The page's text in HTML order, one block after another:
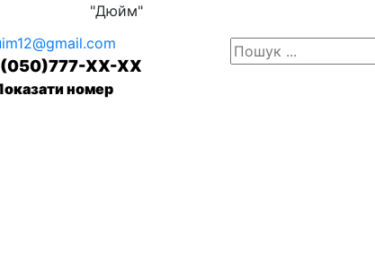
"Дюйм"
XX-XX
номер